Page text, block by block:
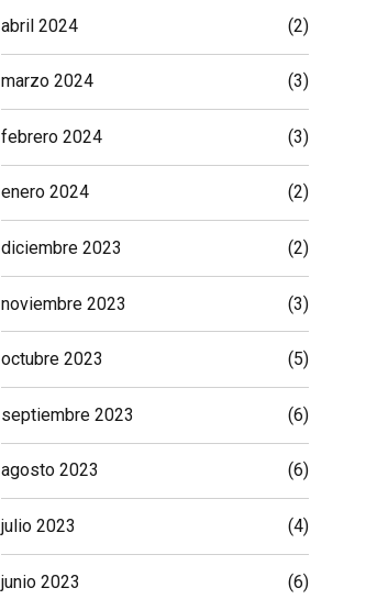
abril 2024 (2)
marzo 2024 (3)
febrero 2024 (3)
enero 2024 (2)
diciembre 2023 (2)
noviembre 2023 (3)
octubre 2023 (5)
septiembre 2023 (6)
agosto 2023 (6)
julio 2023 (4)
junio 2023 (6)